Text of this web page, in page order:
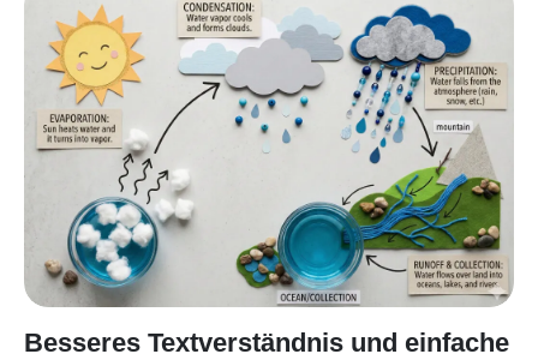
Besseres Textverständnis und einfache